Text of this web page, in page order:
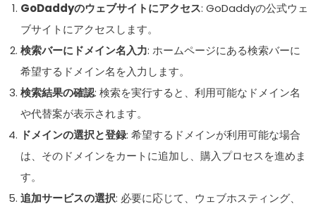
GoDaddyのウェブサイトにアクセス: GoDaddyの公式ウェ
ブサイトにアクセスします。
検索バーにドメイン名入力: ホームページにある検索バーに
希望するドメイン名を入力します。
検索結果の確認: 検索を実行すると、利用可能なドメイン名
や代替案が表示されます。
ドメインの選択と登録: 希望するドメインが利用可能な場合
は、そのドメインをカートに追加し、購入プロセスを進めま
す。
追加サービスの選択: 必要に応じて、ウェブホスティング、